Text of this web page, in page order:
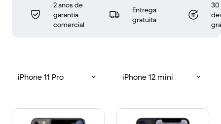
2 anos de
garantia
comercial
Entrega
gratuita
30
iPhone 11 Pro iPhone 12 mini